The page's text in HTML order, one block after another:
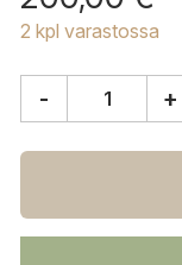
2 kpl varastossa
Panthella
Portable
pöytävalaisin
- +